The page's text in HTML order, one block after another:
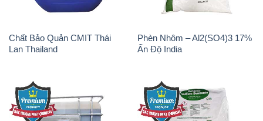
Chất Bảo Quản CMIT Thái
Lan Thailand
Phèn Nhôm – Al2(SO4)3 17%
Ấn Độ India